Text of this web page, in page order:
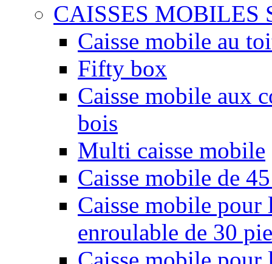
CAISSES MOBILES
Caisse mobile au
Fifty box
Caisse mobile aux
bois
Multi caisse mobile
Caisse mobile de
Caisse mobile
enroulable de 30